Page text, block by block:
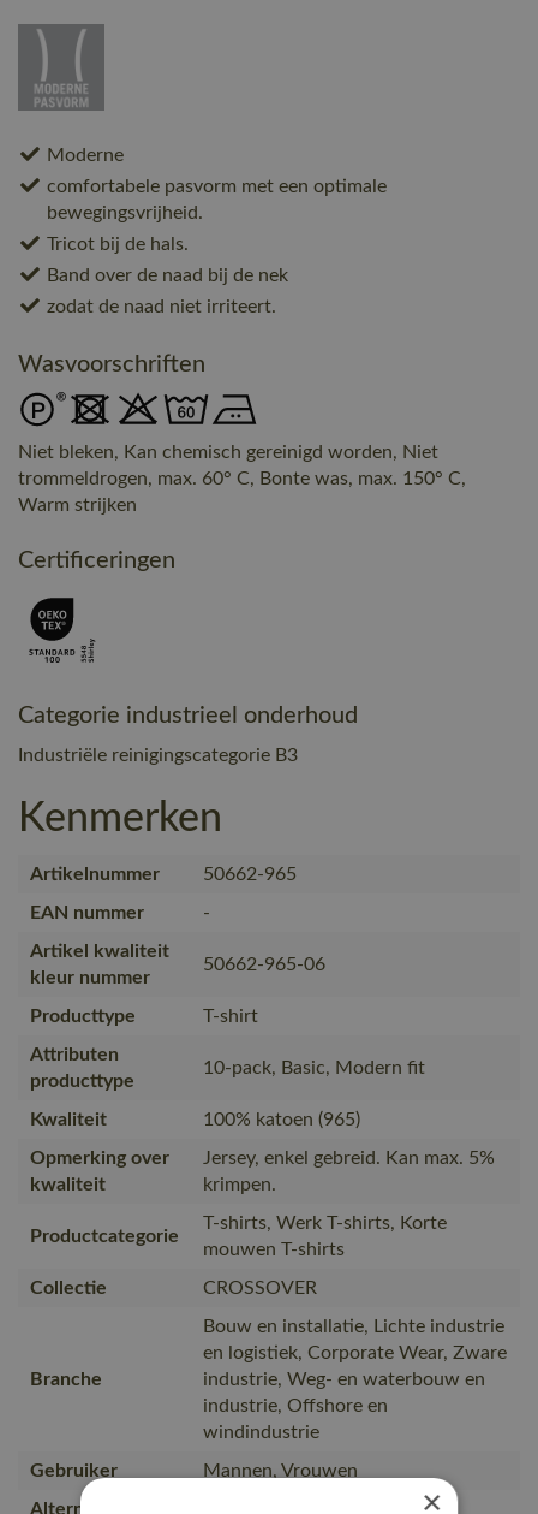
Moderne
comfortabele pasvorm met een optimale
bewegingsvrijheid.
Tricot bij de hals.
Band over de naad bij de nek
zodat de naad niet irriteert.
Wasvoorschriften
Niet bleken, Kan chemisch gereinigd worden, Niet
trommeldrogen, max. 60° C, Bonte was, max. 150° C,
Warm strijken
Certificeringen
Categorie industrieel onderhoud
Industriële reinigingscategorie B3
Kenmerken
Artikelnummer
50662-965
EAN nummer
-
Artikel kwaliteit
kleur nummer
50662-965-06
Producttype
T-shirt
Attributen
producttype
10-pack, Basic, Modern fit
Kwaliteit
100% katoen (965)
Opmerking over
kwaliteit
Jersey, enkel gebreid. Kan max. 5%
krimpen.
Productcategorie
T-shirts, Werk T-shirts, Korte
mouwen T-shirts
Collectie
CROSSOVER
Branche
Bouw en installatie, Lichte industrie
en logistiek, Corporate Wear, Zware
industrie, Weg- en waterbouw en
industrie, Offshore en
windindustrie
Gebruiker
Mannen, Vrouwen
Alternatieve
×